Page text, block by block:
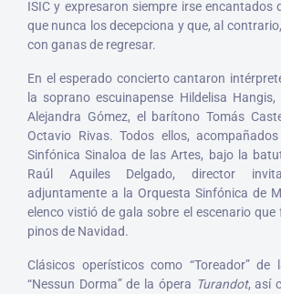
ISIC y expresaron siempre irse encantados
que nunca los decepciona y que, al
con ganas de regresar.
En el esperado concierto cantaron
la soprano escuinapense Hildelisa
Alejandra Gómez, el barítono Tomás
Octavio Rivas. Todos ellos,
Sinfónica Sinaloa de las Artes, bajo la
Raúl Aquiles Delgado, director
adjuntamente a la Orquesta Sinfónica de
elenco vistió de gala sobre el escenario
pinos de Navidad.
Clásicos operísticos como “Toreador” de
“Nessun Dorma” de la ópera Turandot, así